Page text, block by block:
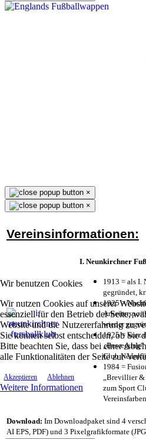
Wir benutzen Cookies
Wir nutzen Cookies auf unserer
essenziell für den Betrieb der Seite,
Website und die Nutzererfahrung zu
Sie können selbst entscheiden, ob Sie
Bitte beachten Sie, dass bei einer
alle Funktionalitäten der Seite zur
Akzeptieren Ablehnen
Weitere Informationen
×
×
Vereinsinformationen:
I. Neunkirchner
1913 = als I.
gegründet,
1925 =
wieder
1925 = kurz
Club
1984 =
„Brevillier
zum Sport
Download: Im Downloadpaket sind 4
AI EPS, PDF) und 3 Pixelgrafikformate